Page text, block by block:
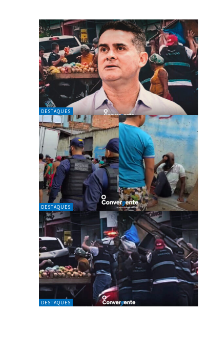
DESTAQUES
DESTAQUES
DESTAQUES